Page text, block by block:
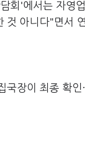
회'에서는 자영
아니다"면서
장이 최종 확인